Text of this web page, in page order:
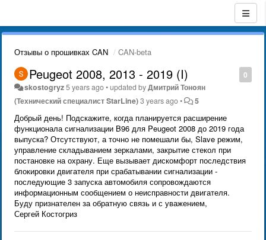
Отзывы о прошивках CAN CAN-beta
0
Peugeot 2008, 2013 - 2019 (I)
skostogryz5 years ago•updated byДмитрий Тонoян
(Технический специалист StarLine)3 years ago• 5
Добрый день! Подскажите, когда планируется расширение
функционала сигнализации B96 для Peugeot 2008 до 2019 года
выпуска? Отсутствуют, а точно не помешали бы, Slave режим,
управление складыванием зеркалами, закрытие стекол при
постановке на охрану. Еще вызывает дискомфорт последствия
блокировки двигателя при срабатывании сигнализации -
последующие 3 запуска автомобиля сопровождаются
информационным сообщением о неисправности двигателя.
Буду признателен за обратную связь и с уважением,
Сергей Костогриз